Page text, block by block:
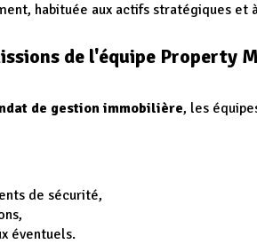
habituée aux actifs stratégiques
de l'équipe Property
de gestion immobilière, les
de sécurité,
,
éventuels.